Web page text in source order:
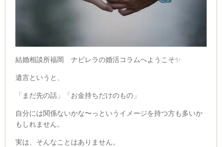
結婚相談所福岡 ナビレラの婚活コラムへようこそ✨
遺言というと、
「まだ先の話」 「お金持ちだけのもの」
自分には関係ないかな〜っというイメージを持つ方も多いか
もしれません。
実は、そんなことはありません。